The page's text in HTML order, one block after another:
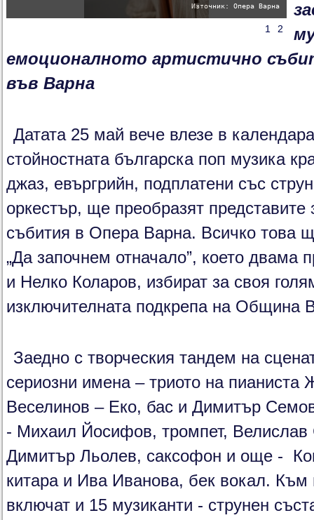
Източник: Опера Варна
1 2
емоционалното артистично
във Варна
Датата 25 май вече влезе в
стойностната българска поп музика
джаз, евъргрийн, подплатени със
оркестър, ще преобразят представите
събития в Опера Варна. Всичко това
„Да започнем отначало”, което двама
и Нелко Коларов, избират за своя
изключителната подкрепа на Община
Заедно с творческия тандем на
сериозни имена – триото на пианиста
Веселинов – Еко, бас и Димитър
- Михаил Йосифов, тромпет, Велислав
Димитър Льолев, саксофон и още -
китара и Ива Иванова, бек вокал. Към
включат и 15 музиканти - струнен